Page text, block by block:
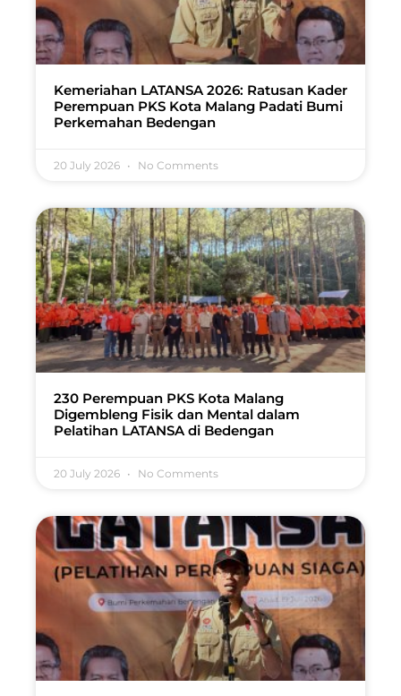
Kemeriahan LATANSA 2026: Ratusan Kader
Perempuan PKS Kota Malang Padati Bumi
Perkemahan Bedengan
20 July 2026 No Comments
230 Perempuan PKS Kota Malang
Digembleng Fisik dan Mental dalam
Pelatihan LATANSA di Bedengan
20 July 2026 No Comments